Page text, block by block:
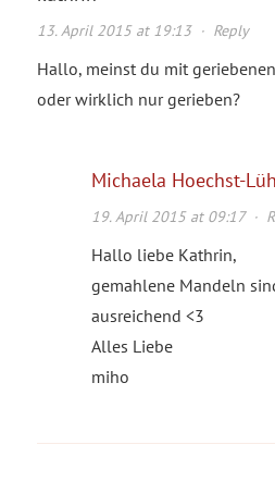
13. April 2015 at 19:13· Reply
Hallo, meinst du mit
oder wirklich nur gerieben?
Michaela Hoechst-
19. April 2015 at 09:17·
Hallo liebe Kathrin,
gemahlene Mandeln
ausreichend <3
Alles Liebe
miho